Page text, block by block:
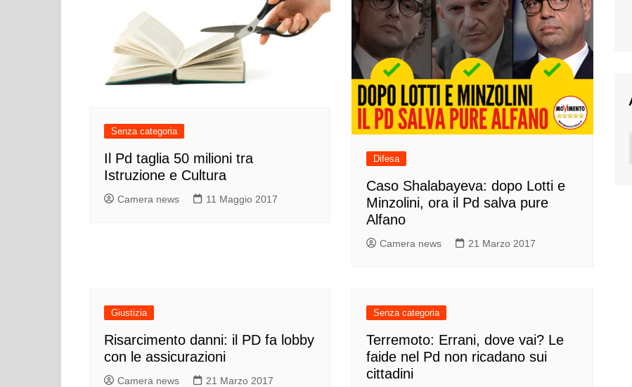
Senza categoria
Il Pd taglia 50 milioni tra
Istruzione e Cultura
Camera news 11 Maggio 2017
Difesa
Caso Shalabayeva: dopo Lotti e
Minzolini, ora il Pd salva pure
Alfano
Camera news 21 Marzo 2017
Giustizia
Risarcimento danni: il PD fa lobby
con le assicurazioni
Camera news 21 Marzo 2017
Senza categoria
Terremoto: Errani, dove vai? Le
faide nel Pd non ricadano sui
cittadini